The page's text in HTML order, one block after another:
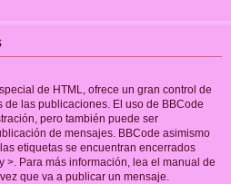
de HTML, ofrece un gran control de
las publicaciones. El uso de BBCode
pero también puede ser
de mensajes. BBCode asimismo
etiquetas se encuentran encerrados
>. Para más información, lea el manual de
que va a publicar un mensaje.